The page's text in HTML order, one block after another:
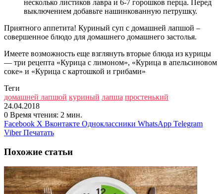
несколько листиков лавра и 6-7 горошков перца. Перед
выключением добавьте нашинкованную петрушку.
Приятного аппетита! Куриный суп с домашней лапшой –
совершенное блюдо для домашнего домашнего застолья.
Имеете возможность еще взглянуть вторые блюда из курицы
— три рецепта «Курица с лимоном», «Курица в апельсиновом
соке» и «Курица с картошкой и грибами»
Теги
домашней лапшой куриный лапша простенький
24.04.2018
0 Время чтения: 2 мин.
Facebook X Вконтакте Одноклассники WhatsApp Telegram
Viber Печатать
Похожие статьи